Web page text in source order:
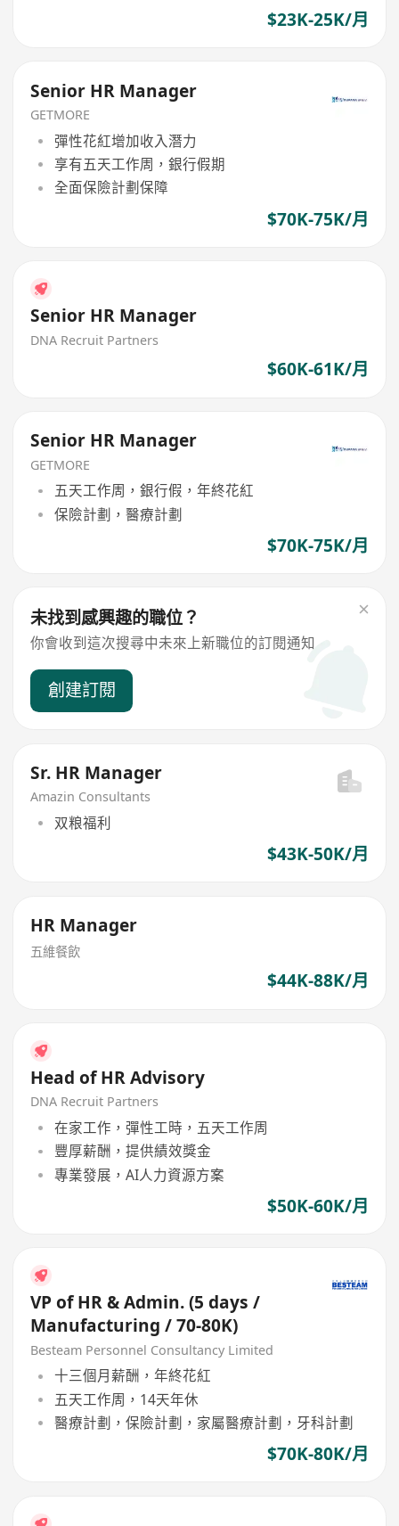
$23K-25K/月
Senior HR Manager
GETMORE
彈性花紅增加收入潛力
享有五天工作周，銀行假期
全面保險計劃保障
$70K-75K/月
Senior HR Manager
DNA Recruit Partners
$60K-61K/月
Senior HR Manager
GETMORE
五天工作周，銀行假，年終花紅
保險計劃，醫療計劃
$70K-75K/月
未找到感興趣的職位？
你會收到這次搜尋中未來上新職位的訂閱通知
創建訂閱
Sr. HR Manager
Amazin Consultants
双粮福利
$43K-50K/月
HR Manager
五維餐飲
$44K-88K/月
Head of HR Advisory
DNA Recruit Partners
在家工作，彈性工時，五天工作周
豐厚薪酬，提供績效獎金
專業發展，AI人力資源方案
$50K-60K/月
VP of HR & Admin. (5 days /
Manufacturing / 70-80K)
Besteam Personnel Consultancy Limited
十三個月薪酬，年終花紅
五天工作周，14天年休
醫療計劃，保險計劃，家屬醫療計劃，牙科計劃
$70K-80K/月